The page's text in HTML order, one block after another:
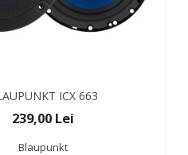
ICX 663
239,00 Lei
Blaupunkt